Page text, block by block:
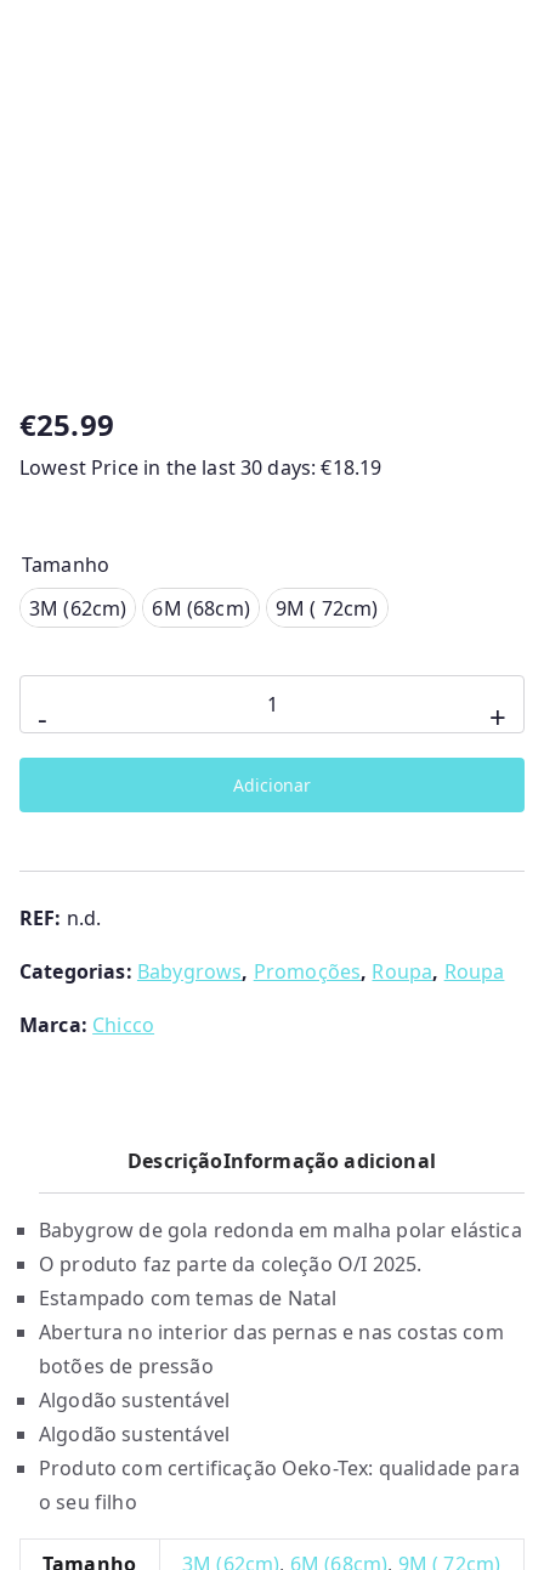
€25.99
Lowest Price in the last 30 days:€18.19
Tamanho
(62cm)
3M (62cm) 6M (68cm) 9M ( 72cm)
-
de
Babygrow
interior
da
Chicco
+
Adicionar
REF: n.d.
Categorias: Babygrows, Promoções, Roupa, Roupa
Marca: Chicco
DescriçãoInformação adicional
Babygrow de gola redonda em malha polar elástica
O produto faz parte da coleção O/I 2025.
Estampado com temas de Natal
Abertura no interior das pernas e nas costas com
botões de pressão
Algodão sustentável
Algodão sustentável
Produto com certificação Oeko-Tex: qualidade para
o seu filho
Tamanho 3M (62cm), 6M (68cm), 9M ( 72cm)